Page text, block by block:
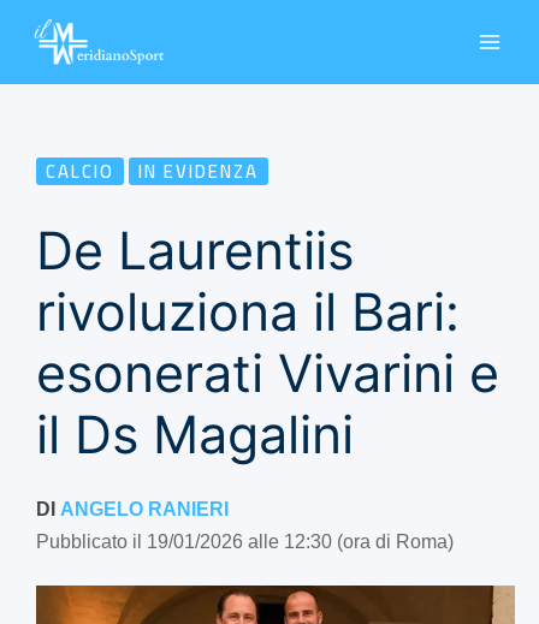
CALCIO IN EVIDENZA
De Laurentiis
rivoluziona il Bari:
esonerati Vivarini e
il Ds Magalini
DI ANGELO RANIERI
Pubblicato il 19/01/2026 alle 12:30 (ora di Roma)